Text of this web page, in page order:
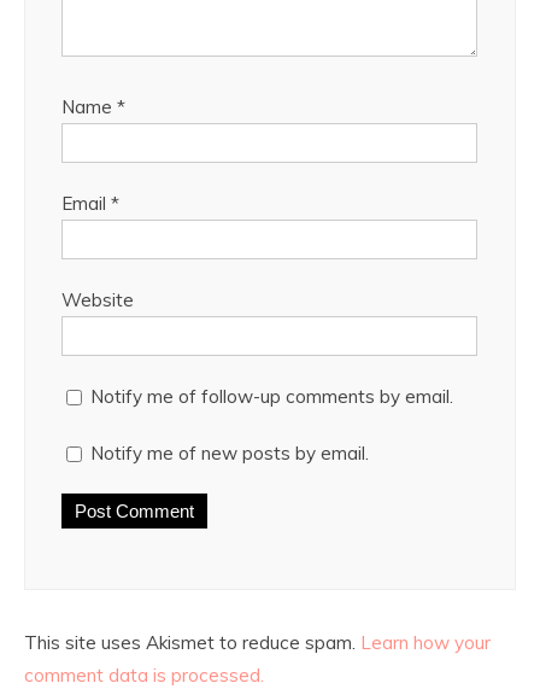
Name *
Email *
Website
Notify me of follow-up comments by email.
Notify me of new posts by email.
This site uses Akismet to reduce spam. Learn how your
comment data is processed.